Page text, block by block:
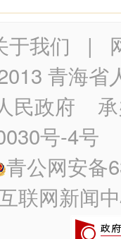
于我们 |
青海省
民政府 承
号-4号
青公网安备
联网新闻